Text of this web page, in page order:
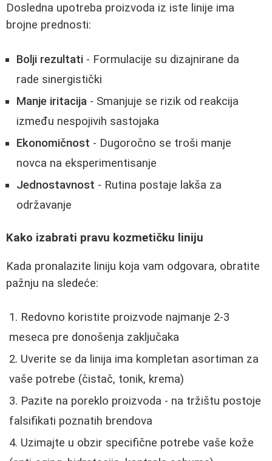
Dosledna upotreba proizvoda iz iste linije ima
brojne prednosti:
Bolji rezultati - Formulacije su dizajnirane da
rade sinergistički
Manje iritacija - Smanjuje se rizik od reakcija
između nespojivih sastojaka
Ekonomičnost - Dugoročno se troši manje
novca na eksperimentisanje
Jednostavnost - Rutina postaje lakša za
održavanje
Kako izabrati pravu kozmetičku liniju
Kada pronalazite liniju koja vam odgovara, obratite
pažnju na sledeće:
Redovno koristite proizvode najmanje 2-3
meseca pre donošenja zaključaka
Uverite se da linija ima kompletan asortiman za
vaše potrebe (čistač, tonik, krema)
Pazite na poreklo proizvoda - na tržištu postoje
falsifikati poznatih brendova
Uzimajte u obzir specifične potrebe vaše kože